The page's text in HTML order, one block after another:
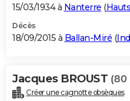
15/03/1934 à Nanterre (
Décès
18/09/2015 à Ballan-Miré (
Jacques BROUST (80
Créer une cagnotte obsèques